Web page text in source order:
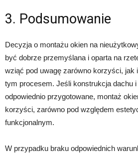
3. Podsumowanie
Decyzja o montażu okien na
być dobrze przemyślana i oparta na
wziąć pod uwagę zarówno korzyści, jak
tym procesem. Jeśli konstrukcja dachu
odpowiednio przygotowane, montaż
korzyści, zarówno pod względem
funkcjonalnym.
W przypadku braku odpowiednich